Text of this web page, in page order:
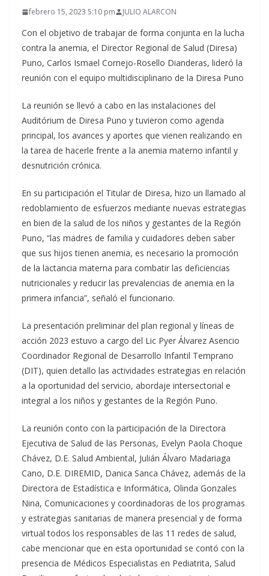
febrero 15, 2023 5:10 pm JULIO ALARCON
Con el objetivo de trabajar de forma conjunta en la lucha
contra la anemia, el Director Regional de Salud (Diresa)
Puno, Carlos Ismael Cornejo-Rosello Dianderas, lideró la
reunión con el equipo multidisciplinario de la Diresa Puno
La reunión se llevó a cabo en las instalaciones del
Auditórium de Diresa Puno y tuvieron como agenda
principal, los avances y aportes que vienen realizando en
la tarea de hacerle frente a la anemia materno infantil y
desnutrición crónica.
En su participación el Titular de Diresa, hizo un llamado al
redoblamiento de esfuerzos mediante nuevas estrategias
en bien de la salud de los niños y gestantes de la Región
Puno, “las madres de familia y cuidadores deben saber
que sus hijos tienen anemia, es necesario la promoción
de la lactancia materna para combatir las deficiencias
nutricionales y reducir las prevalencias de anemia en la
primera infancia”, señaló el funcionario.
La presentación preliminar del plan regional y líneas de
acción 2023 estuvo a cargo del Lic Pyer Álvarez Asencio
Coordinador Regional de Desarrollo Infantil Temprano
(DIT), quien detallo las actividades estrategias en relación
a la oportunidad del servicio, abordaje intersectorial e
integral a los niños y gestantes de la Región Puno.
La reunión conto con la participación de la Directora
Ejecutiva de Salud de las Personas, Evelyn Paola Choque
Chávez, D.E. Salud Ambiental, Julián Álvaro Madariaga
Cano, D.E. DIREMID, Danica Sanca Chávez, además de la
Directora de Estadística e Informática, Olinda Gonzales
Nina, Comunicaciones y coordinadoras de los programas
y estrategias sanitarias de manera presencial y de forma
virtual todos los responsables de las 11 redes de salud,
cabe mencionar que en esta oportunidad se contó con la
presencia de Médicos Especialistas en Pediatrita, Salud